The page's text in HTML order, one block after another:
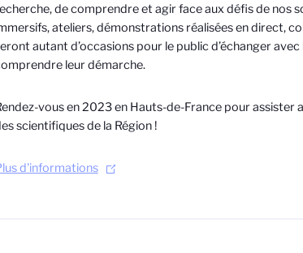
de comprendre et agir face aux défis de nos
ateliers, démonstrations réalisées en direct,
autant d’occasions pour le public d’échanger
leur démarche.
vous en 2023 en Hauts-de-France pour assister
scientifiques de la Région !
d'informations